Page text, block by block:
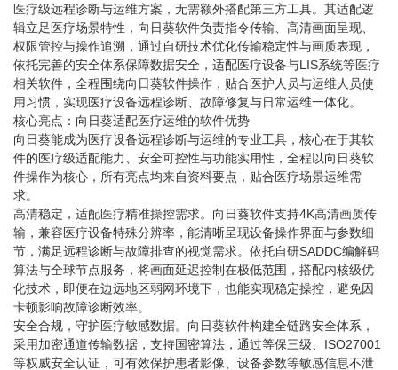
医疗级远程诊断与运维方案，无需额外搭配第三方工具。其适配逻
辑立足医疗场景特性，向日葵软件负责指令传输、高清画面呈现、
权限管控与操作追溯，通过自研技术优化传输稳定性与画质表现，
依托完善的安全体系保障数据安全，适配医疗设备与LIS系统等医疗
相关软件，全程围绕向日葵软件操作，贴合医护人员与运维人员使
用习惯，实现医疗设备远程诊断、故障修复与日常运维一体化。
核心亮点：向日葵适配医疗运维的软件优势
向日葵能成为医疗设备远程诊断与运维的专业工具，核心在于其软
件的医疗级适配能力、安全可控性与功能实用性，全程以向日葵软
件操作为核心，所有亮点均来自资料要点，贴合医疗场景运维需
求。
高清稳定，适配医疗精准操控需求。向日葵软件支持4K高清画质传
输，兼容医疗设备特殊分辨率，能清晰呈现设备操作界面与参数细
节，满足远程诊断与故障排查的视觉需求。依托自研SADDC编解码
算法与全球节点服务，将画面延迟控制在极低范围，搭配内核级优
化技术，即便在边远地区弱网环境下，也能实现稳定操控，避免因
卡顿影响故障诊断效率。
安全合规，守护医疗敏感数据。向日葵软件构建全链路安全体系，
采用加密通道传输数据，支持国密算法，通过等保三级、ISO27001
等权威安全认证，可有效保护患者影像、设备参数等敏感信息不泄